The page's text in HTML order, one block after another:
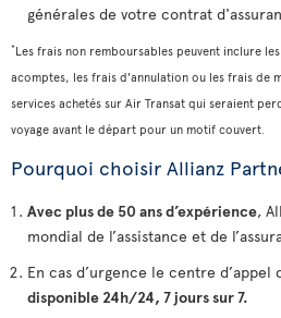
générales de votre contrat
*Les frais non remboursables peuvent inclure
acomptes, les frais d'annulation ou les frais de
services achetés sur Air Transat qui seraient
voyage avant le départ pour un motif couvert.
Pourquoi choisir Allianz
Avec plus de 50 ans d’expérience,
mondial de l’assistance et de
En cas d’urgence le centre d’appel
disponible 24h/24, 7 jours sur 7.